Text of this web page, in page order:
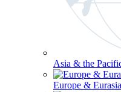
Asia & the
Europe & Eurasia